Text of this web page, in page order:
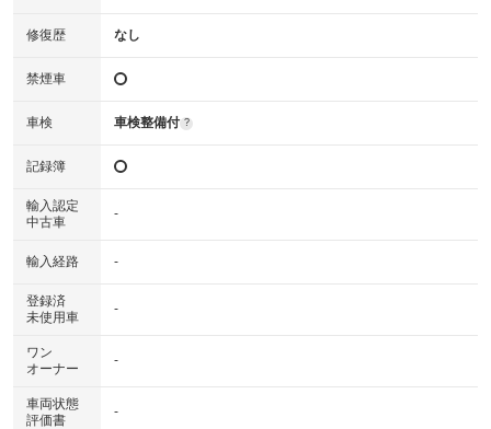
修復歴 なし
禁煙車
車検 車検整備付 ?
記録簿
輸入認定
中古車
-
輸入経路 -
登録済
未使用車
-
ワン
オーナー
-
車両状態
評価書
-